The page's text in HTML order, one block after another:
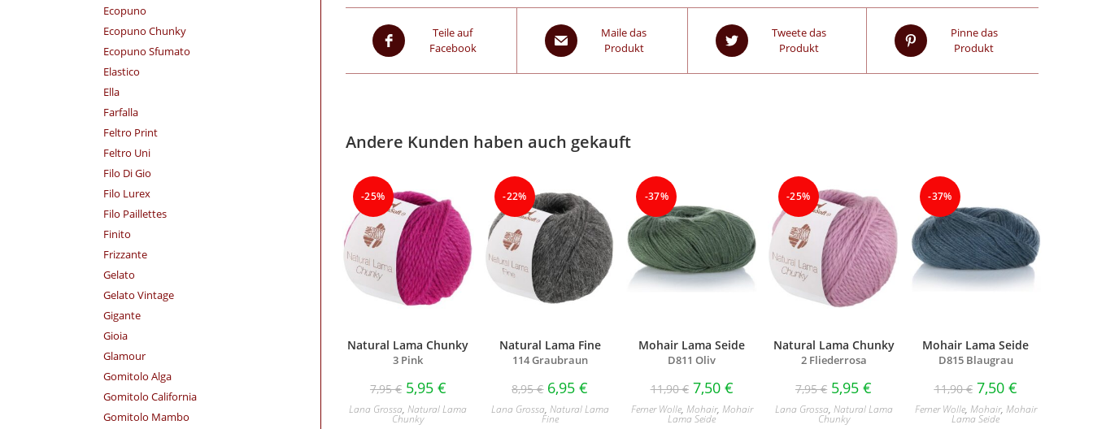
Teile auf
Facebook
Maile das
Produkt
Tweete das
Produkt
Pinne das
Produkt
Andere Kunden haben auch gekauft
-25%
Natural Lama Chunky
3 Pink
7,95€ 5,95 €
Lana Grossa,Natural Lama
Chunky
-22%
Natural Lama Fine
114 Graubraun
8,95€ 6,95€
Lana Grossa, Natural Lama
Fine
-37%
Mohair Lama Seide
D811 Oliv
11,90€ 7,50 €
Ferner Wolle, Mohair, Mohair
Lama Seide
-25%
Natural Lama Chunky
2 Fliederrosa
7,95€ 5,95€
Lana Grossa, Natural Lama
Chunky
-37%
Mohair Lama Seide
D815 Blaugrau
11,90€ 7,50 €
Ferner Wolle, Mohair, Mohair
Lama Seide
Ecopuno
Ecopuno Chunky
Ecopuno Sfumato
Elastico
Ella
Farfalla
Feltro Print
Feltro Uni
Filo Di Gio
Filo Lurex
Filo Paillettes
Finito
Frizzante
Gelato
Gelato Vintage
Gigante
Gioia
Glamour
Gomitolo Alga
Gomitolo California
Gomitolo Mambo